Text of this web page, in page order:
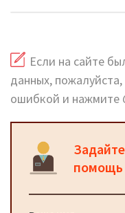
Если на сайте
данных,
ошибкой и нажмите
помощь